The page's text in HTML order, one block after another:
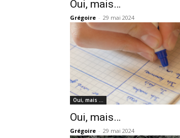
Oui, mais…
Grégoire - 29 mai 2024
Oui, mais …
Oui, mais…
Grégoire - 29 mai 2024